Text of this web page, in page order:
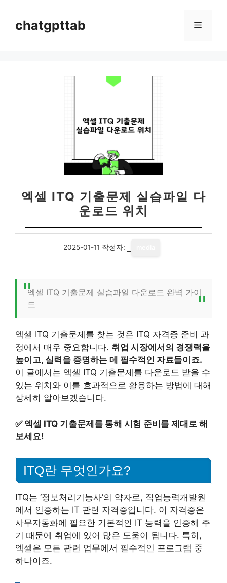
chatgpttab 메
엑셀 ITQ 기출문제 실습파일 다
운로드 위치
2025-01-11 작성자:
엑셀 ITQ 기출문제 실습파일 다운로드 완벽 가이
드
엑셀 ITQ 기출문제를 찾는 것은 ITQ 자격증 준비 과
정에서 매우 중요합니다. 취업 시장에서의 경쟁력을
높이고, 실력을 증명하는 데 필수적인 자료들이죠.
이 글에서는 엑셀 ITQ 기출문제를 다운로드 받을 수
있는 위치와 이를 효과적으로 활용하는 방법에 대해
상세히 알아보겠습니다.
✅ 엑셀 ITQ 기출문제를 통해 시험 준비를 제대로 해
보세요!
ITQ란 무엇인가요?
ITQ는 ‘정보처리기능사’의 약자로, 직업능력개발원
에서 인증하는 IT 관련 자격증입니다. 이 자격증은
사무자동화에 필요한 기본적인 IT 능력을 인증해 주
기 때문에 취업에 있어 많은 도움이 됩니다. 특히,
엑셀은 모든 관련 업무에서 필수적인 프로그램 중
하나이죠.